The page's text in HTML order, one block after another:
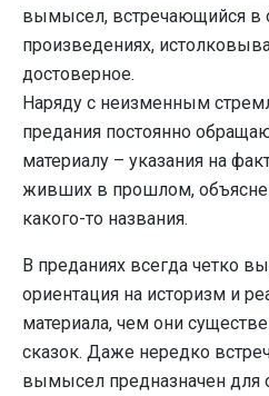
вымысел, встречающийся в
произведениях,
достоверное.
Наряду с неизменным
предания постоянно
материалу – указания на
живших в прошлом,
какого-то названия.
В преданиях всегда четко
ориентация на историзм и
материала, чем они
сказок. Даже нередко
вымысел предназначен для